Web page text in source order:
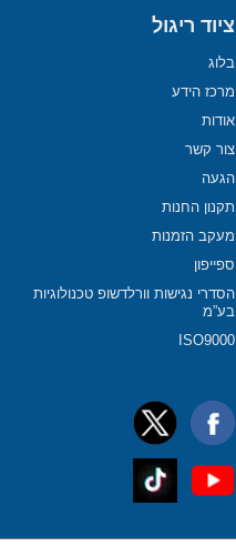
ציוד ריגול
בלוג
מרכז הידע
אודות
צור קשר
הגעה
תקנון החנות
מעקב הזמנות
ספייפון
הסדרי נגישות וורלדשופ טכנולוגיות
בע”מ
ISO9000